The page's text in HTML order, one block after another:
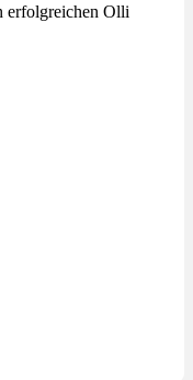
erfolgreichen Olli